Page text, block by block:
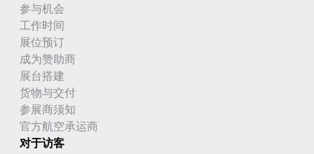
参与机会
工作时间
展位预订
成为赞助商
展台搭建
货物与交付
参展商须知
官方航空承运商
对于访客